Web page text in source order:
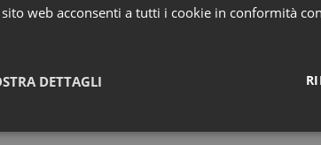
concentrazione di esercizi e zone
serie A e di serie B”.
web acconsenti a tutti i cookie in conformità
DETTAGLI
Necessari Statistici